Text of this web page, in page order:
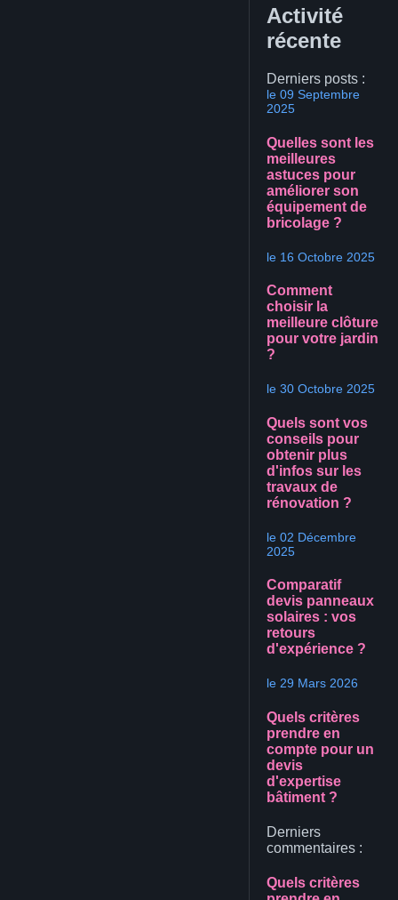
Activité
récente
Derniers posts :
le 09 Septembre
2025
Quelles sont les
meilleures
astuces pour
améliorer son
équipement de
bricolage ?
le 16 Octobre 2025
Comment
choisir la
meilleure clôture
pour votre jardin
?
le 30 Octobre 2025
Quels sont vos
conseils pour
obtenir plus
d'infos sur les
travaux de
rénovation ?
le 02 Décembre
2025
Comparatif
devis panneaux
solaires : vos
retours
d'expérience ?
le 29 Mars 2026
Quels critères
prendre en
compte pour un
devis
d'expertise
bâtiment ?
Derniers
commentaires :
Quels critères